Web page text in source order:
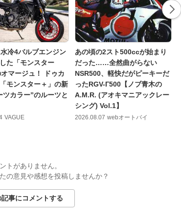
冷4バルブエンジン
た「モンスター
マージュ！ ドゥカ
モンスター＋」の新
ツカラー”のルーツと
VAGUE
あの頃の2スト500ccが始まり
だった……全然曲がらない
NSR500、軽快だがピーキーだ
ったRGV-Γ500【ノブ青木の
A.M.R. (アオキマニアックレー
シング) Vol.1】
2026.08.07 webオートバイ
トがありません。
の意見や感想を投稿しませんか？
記事にコメントする